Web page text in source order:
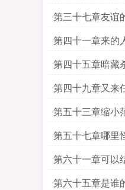
第三十七章友谊
第四十一章来的
第四十五章暗藏
第四十九章又来
第五十三章缩小
第五十七章哪里
第六十一章可以
第六十五章是谁